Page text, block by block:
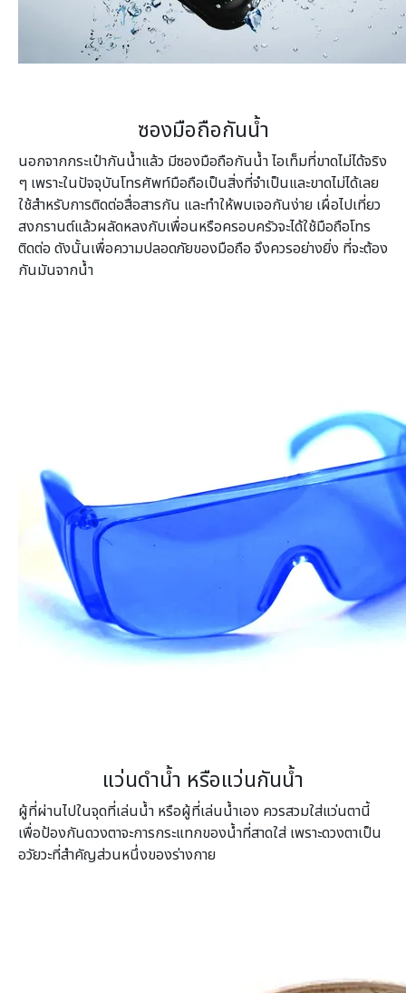
ซองมือถือกันน้ำ
นอกจากกระเป๋ากันน้ำแล้ว มีซองมือถือกันน้ำ ไอเท็มที่ขาดไม่ได้จริง
ๆ เพราะในปัจจุบันโทรศัพท์มือถือเป็นสิ่งที่จำเป็นและขาดไม่ได้เลย
ใช้สำหรับการติดต่อสื่อสารกัน และทำให้พบเจอกันง่าย เผื่อไปเที่ยว
สงกรานต์แล้วผลัดหลงกับเพื่อนหรือครอบครัวจะได้ใช้มือถือโทร
ติดต่อ ดังนั้นเพื่อความปลอดภัยของมือถือ จึงควรอย่างยิ่ง ที่จะต้อง
กันมันจากน้ำ
แว่นดำน้ำ หรือแว่นกันน้ำ
ผู้ที่ผ่านไปในจุดที่เล่นน้ำ หรือผู้ที่เล่นน้ำเอง ควรสวมใส่แว่นตานี้
เพื่อป้องกันดวงตาจะการกระแทกของน้ำที่สาดใส่ เพราะดวงตาเป็น
อวัยวะที่สำคัญส่วนหนึ่งของร่างกาย